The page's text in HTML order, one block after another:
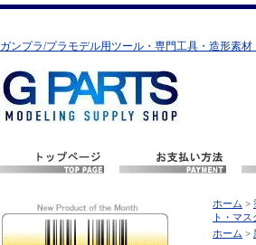
ガンプラ/プラモデル用ツール・専門工具・造形素
ホーム >
ト・マス
ホーム >